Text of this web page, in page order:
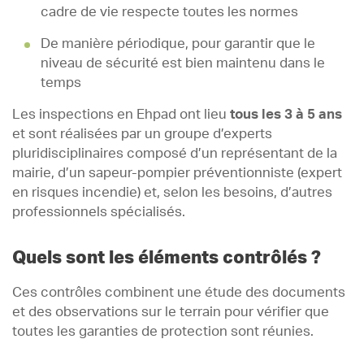
cadre de vie respecte toutes les normes
De manière périodique, pour garantir que le
niveau de sécurité est bien maintenu dans le
temps
Les inspections en Ehpad ont lieu tous les 3 à 5 ans
et sont réalisées par un groupe d’experts
pluridisciplinaires composé d’un représentant de la
mairie, d’un sapeur-pompier préventionniste (expert
en risques incendie) et, selon les besoins, d’autres
professionnels spécialisés.
Quels sont les éléments contrôlés ?
Ces contrôles combinent une étude des documents
et des observations sur le terrain pour vérifier que
toutes les garanties de protection sont réunies.